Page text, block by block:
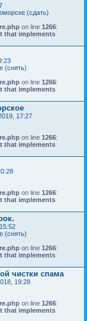
(сдать)
on line 1266:
that implements
(снять)
on line 1266:
that implements
17:27
on line 1266:
that implements
on line 1266:
that implements
(снять)
on line 1266:
that implements
чистки спама
19:28
on line 1266:
that implements